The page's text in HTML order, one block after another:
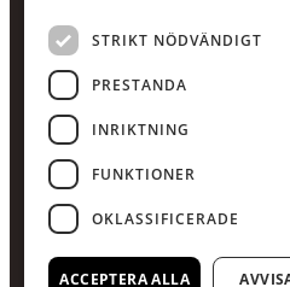
UPPGIFTER
Orgnummer
559375-8161
Swishnummer
123-615 05 28
Producerad av Gota
STRIKT NÖDVÄNDIGT
PRESTANDA
INRIKTNING
FUNKTIONER
OKLASSIFICERADE
ACCEPTERA ALLA